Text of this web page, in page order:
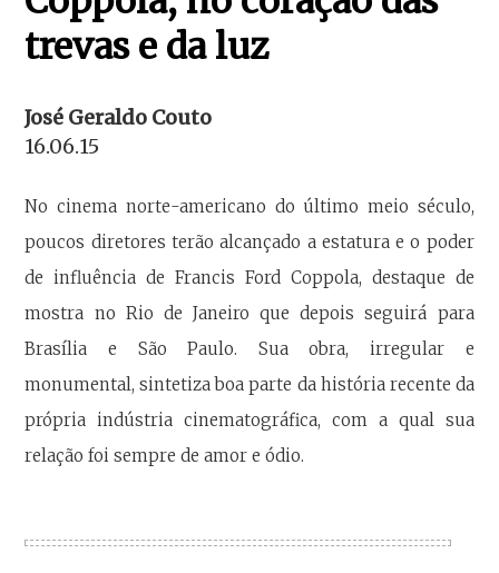
trevas e da luz
José Geraldo Couto
16.06.15
No cinema norte-americano do último meio século,
poucos diretores terão alcançado a estatura e o poder
de influência de Francis Ford Coppola, destaque de
mostra no Rio de Janeiro que depois seguirá para
Brasília e São Paulo. Sua obra, irregular e
monumental, sintetiza boa parte da história recente da
própria indústria cinematográfica, com a qual sua
relação foi sempre de amor e ódio.